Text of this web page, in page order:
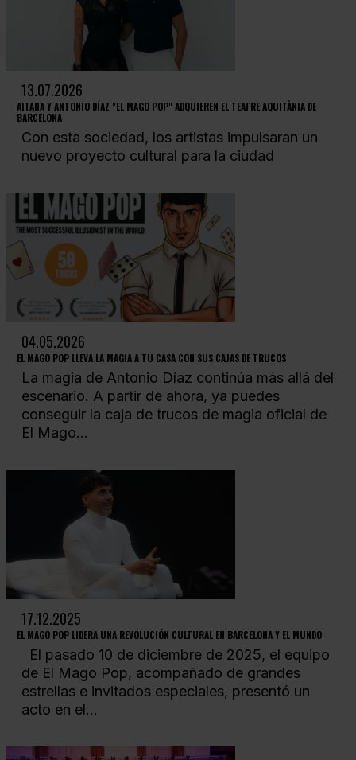
13.07.2026
AITANA Y ANTONIO DÍAZ "EL MAGO POP" ADQUIEREN EL TEATRE AQUITÀNIA DE
BARCELONA
Con esta sociedad, los artistas impulsaran un
nuevo proyecto cultural para la ciudad
04.05.2026
EL MAGO POP LLEVA LA MAGIA A TU CASA CON SUS CAJAS DE TRUCOS
La magia de Antonio Díaz continúa más allá del
escenario. A partir de ahora, ya puedes
conseguir la caja de trucos de magia oficial de
El Mago...
17.12.2025
EL MAGO POP LIDERA UNA REVOLUCIÓN CULTURAL EN BARCELONA Y EL MUNDO
El pasado 10 de diciembre de 2025, el equipo
de El Mago Pop, acompañado de grandes
estrellas e invitados especiales, presentó un
acto en el...